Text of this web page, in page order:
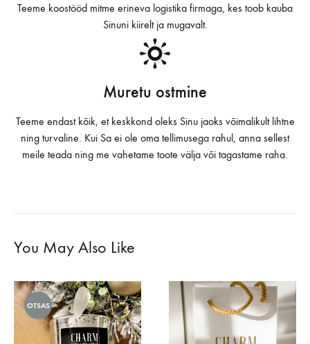
Teeme koostööd mitme erineva logistika firmaga, kes toob kauba
Sinuni kiirelt ja mugavalt.
Muretu ostmine
Teeme endast kõik, et keskkond oleks Sinu jaoks võimalikult lihtne
ning turvaline. Kui Sa ei ole oma tellimusega rahul, anna sellest
meile teada ning me vahetame toote välja või tagastame raha.
You May Also Like
OTSAS